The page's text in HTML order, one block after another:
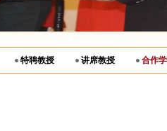
特聘教授 讲席教授 合作